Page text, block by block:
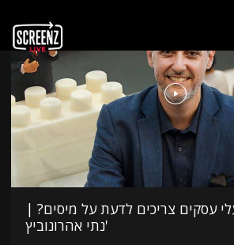
עסקים צריכים לדעת על מיסים? |
נתי אהרונוביץ'